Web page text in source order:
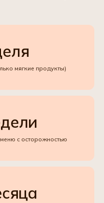
мягкие продукты)
с осторожностью